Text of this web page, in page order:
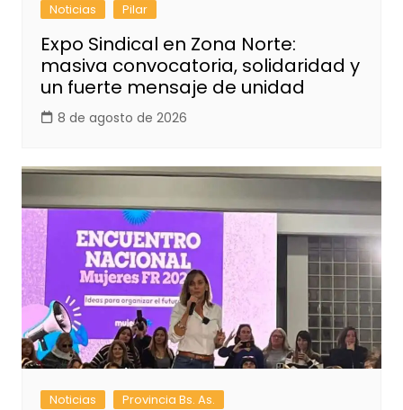
Noticias Pilar
Expo Sindical en Zona Norte:
masiva convocatoria, solidaridad y
un fuerte mensaje de unidad
8 de agosto de 2026
Noticias Provincia Bs. As.